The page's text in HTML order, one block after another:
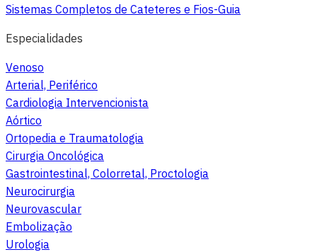
Sistemas Completos de Cateteres e Fios-Guia
Especialidades
Venoso
Arterial, Periférico
Cardiologia Intervencionista
Aórtico
Ortopedia e Traumatologia
Cirurgia Oncológica
Gastrointestinal, Colorretal, Proctologia
Neurocirurgia
Neurovascular
Embolização
Urologia